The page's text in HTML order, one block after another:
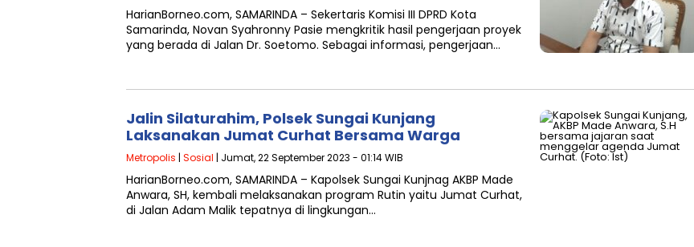
HarianBorneo.com, SAMARINDA – Sekertaris Komisi III DPRD Kota
Samarinda, Novan Syahronny Pasie mengkritik hasil pengerjaan proyek
yang berada di Jalan Dr. Soetomo. Sebagai informasi, pengerjaan…
Jalin Silaturahim, Polsek Sungai Kunjang
Laksanakan Jumat Curhat Bersama Warga
Metropolis | Sosial | Jumat, 22 September 2023 - 01:14 WIB
HarianBorneo.com, SAMARINDA – Kapolsek Sungai Kunjnag AKBP Made
Anwara, SH, kembali melaksanakan program Rutin yaitu Jumat Curhat,
di Jalan Adam Malik tepatnya di lingkungan…